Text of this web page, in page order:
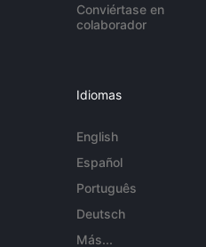
Conviértase en
colaborador
Idiomas
English
Español
Português
Deutsch
Más...